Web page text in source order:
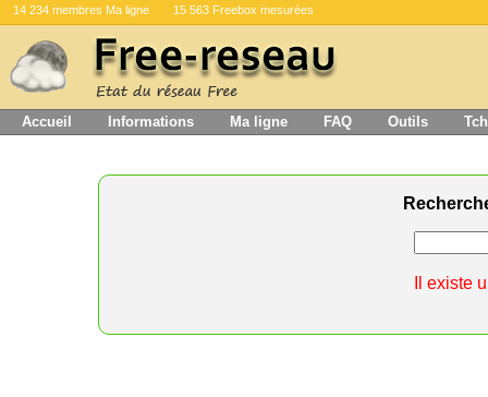
14 234 membres Ma ligne 15 563 Freebox mesurées
Accueil Informations Ma ligne FAQ Outils
Il existe